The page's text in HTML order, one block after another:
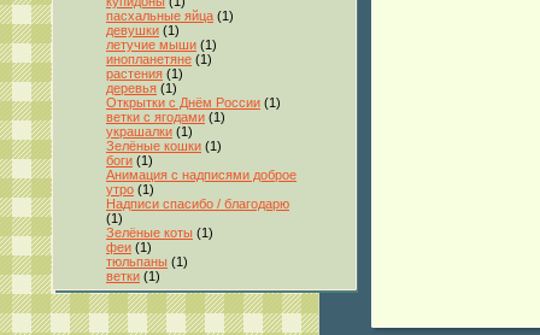
пасхальные яйца (1)
девушки (1)
летучие мыши (1)
инопланетяне (1)
растения (1)
деревья (1)
Открытки с Днём России (1)
ветки с ягодами (1)
украшалки (1)
Зелёные кошки (1)
боги (1)
Анимация с надписями доброе
утро (1)
Надписи спасибо / благодарю
(1)
Зелёные коты (1)
феи (1)
тюльпаны (1)
ветки (1)